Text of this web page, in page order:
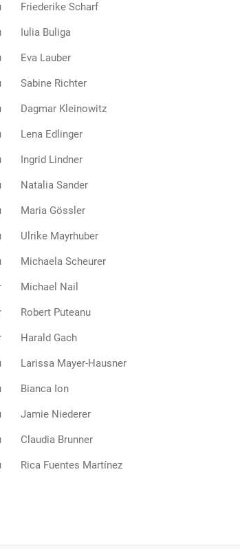
Friederike Scharf
Iulia Buliga
Eva Lauber
Sabine Richter
Dagmar Kleinowitz
Lena Edlinger
Ingrid Lindner
Natalia Sander
Maria Gössler
Ulrike Mayrhuber
Michaela Scheurer
Michael Nail
Robert Puteanu
Harald Gach
Larissa Mayer-Hausner
Bianca Ion
Jamie Niederer
Claudia Brunner
Rica Fuentes Martínez